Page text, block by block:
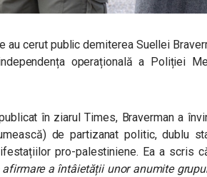
au cerut public demiterea Suellei
operațională a Poliției
în ziarul Times, Braverman a
de partizanat politic, dublu
pro-palestiniene. Ea a scris
afirmare a întâietății unor anumite